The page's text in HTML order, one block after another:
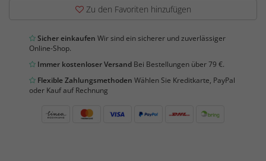
Zu den Favoriten hinzufügen
Sicher einkaufen Wir sind ein sicherer und zuverlässiger
Online-Shop.
Immer kostenloser Versand Bei Bestellungen über 79 €.
Flexible Zahlungsmethoden Wählen Sie Kreditkarte, PayPal
oder Kauf auf Rechnung